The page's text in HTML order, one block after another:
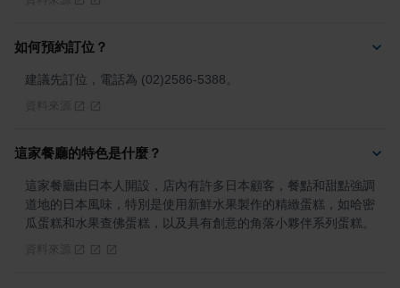
如何預約訂位？
建議先訂位，電話為 (02)2586-5388。
這家餐廳的特色是什麼？
這家餐廳由日本人開設，店內有許多日本顧客，餐點和甜點強調
道地的日本風味，特別是使用新鮮水果製作的精緻蛋糕，如哈密
瓜蛋糕和水果查佛蛋糕，以及具有創意的角落小夥伴系列蛋糕。